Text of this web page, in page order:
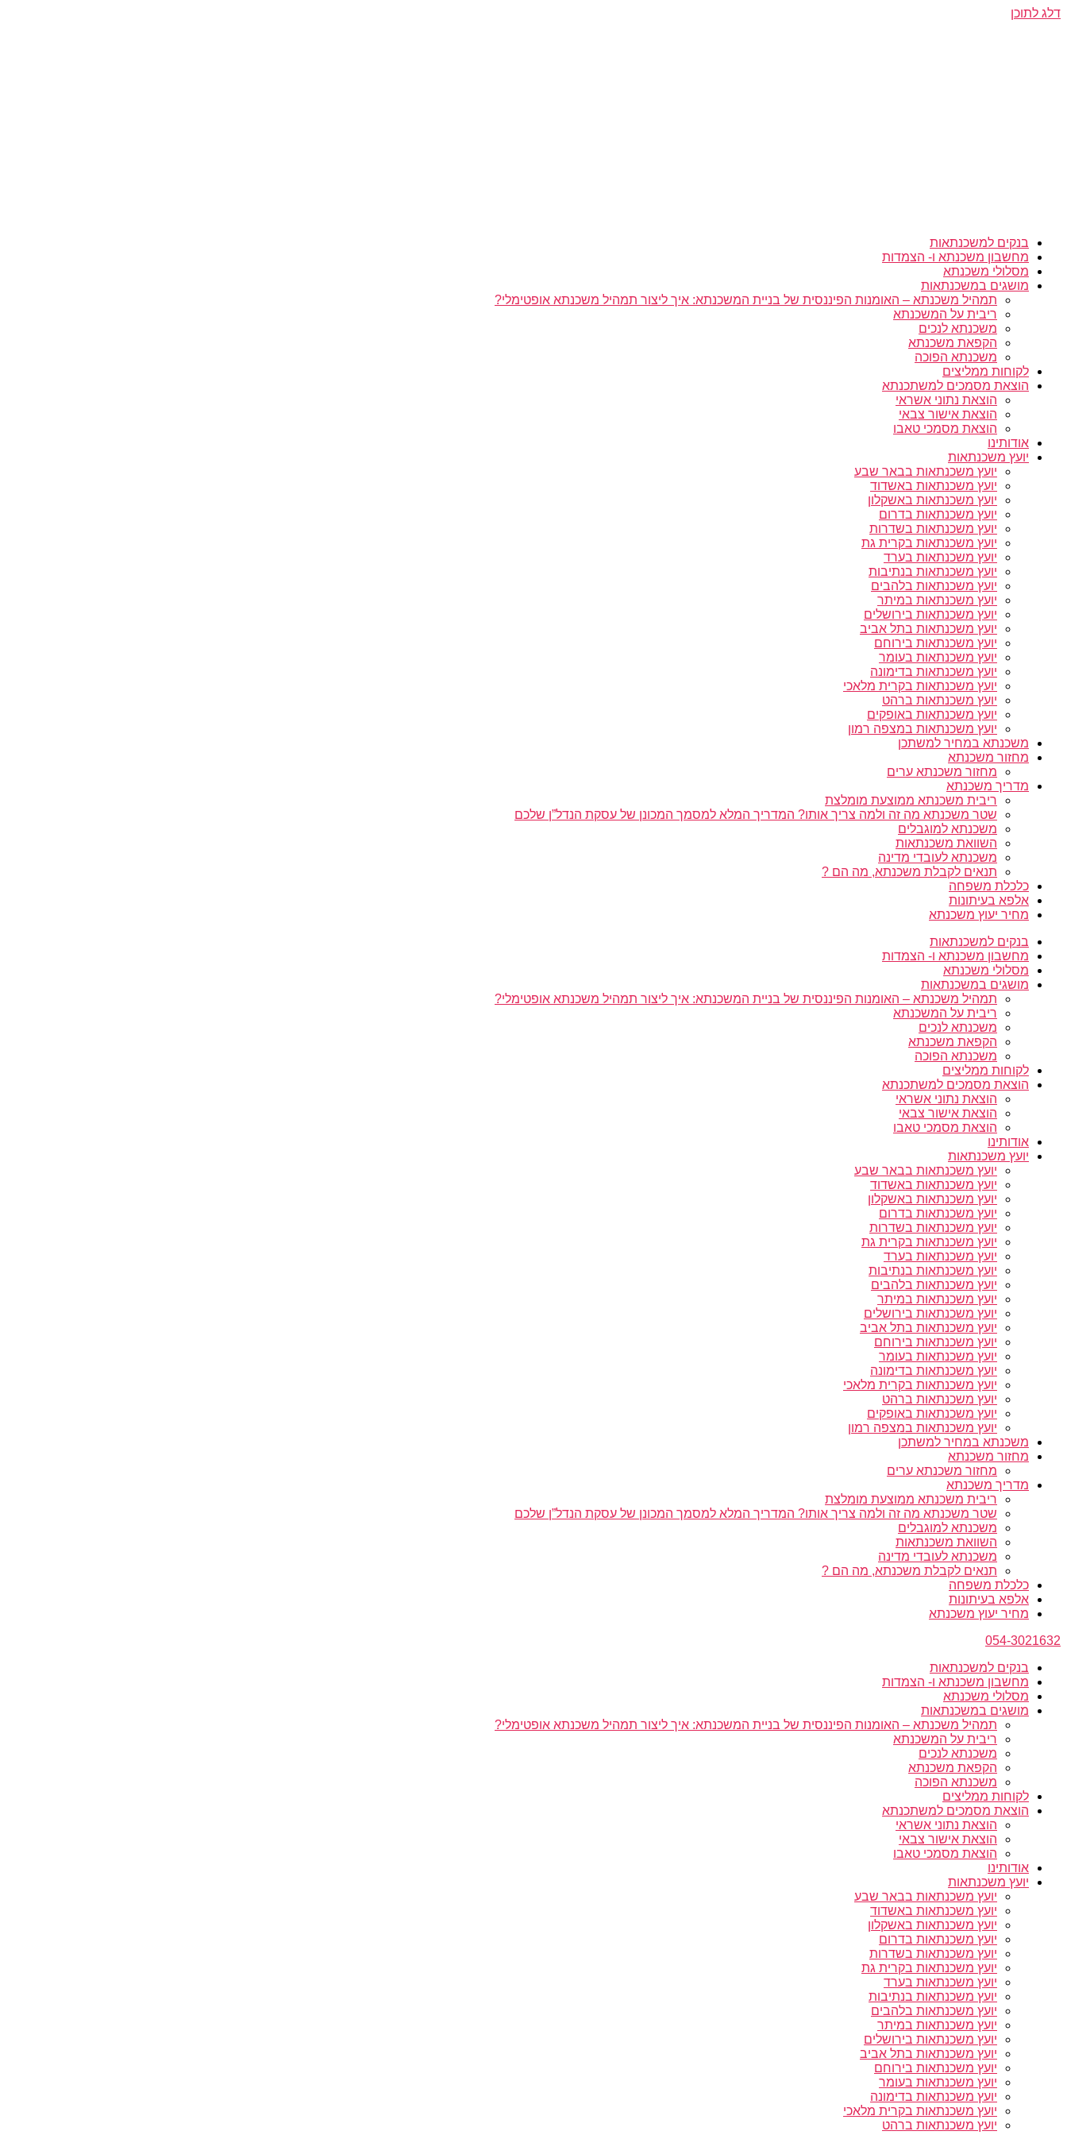
דלג לתוכן
בנקים למשכנתאות
מחשבון משכנתא ו- הצמדות
מסלולי משכנתא
מושגים במשכנתאות
תמהיל משכנתא – האומנות הפיננסית של בניית המשכנתא: איך ליצור תמהיל משכנתא אופטימלי?
ריבית על המשכנתא
משכנתא לנכים
הקפאת משכנתא
משכנתא הפוכה
לקוחות ממליצים
הוצאת מסמכים למשתכנתא
הוצאת נתוני אשראי
הוצאת אישור צבאי
הוצאת מסמכי טאבו
אודותינו
יועץ משכנתאות
יועץ משכנתאות בבאר שבע
יועץ משכנתאות באשדוד
יועץ משכנתאות באשקלון
יועץ משכנתאות בדרום
יועץ משכנתאות בשדרות
יועץ משכנתאות בקרית גת
יועץ משכנתאות בערד
יועץ משכנתאות בנתיבות
יועץ משכנתאות בלהבים
יועץ משכנתאות במיתר
יועץ משכנתאות בירושלים
יועץ משכנתאות בתל אביב
יועץ משכנתאות בירוחם
יועץ משכנתאות בעומר
יועץ משכנתאות בדימונה
יועץ משכנתאות בקרית מלאכי
יועץ משכנתאות ברהט
יועץ משכנתאות באופקים
יועץ משכנתאות במצפה רמון
משכנתא במחיר למשתכן
מחזור משכנתא
מחזור משכנתא ערים
מדריך משכנתא
ריבית משכנתא ממוצעת מומלצת
שטר משכנתא מה זה ולמה צריך אותו? המדריך המלא למסמך המכונן של עסקת הנדל”ן שלכם
משכנתא למוגבלים
השוואת משכנתאות
משכנתא לעובדי מדינה
תנאים לקבלת משכנתא, מה הם ?
כלכלת משפחה
אלפא בעיתונות
מחיר יעוץ משכנתא
בנקים למשכנתאות
מחשבון משכנתא ו- הצמדות
מסלולי משכנתא
מושגים במשכנתאות
תמהיל משכנתא – האומנות הפיננסית של בניית המשכנתא: איך ליצור תמהיל משכנתא אופטימלי?
ריבית על המשכנתא
משכנתא לנכים
הקפאת משכנתא
משכנתא הפוכה
לקוחות ממליצים
הוצאת מסמכים למשתכנתא
הוצאת נתוני אשראי
הוצאת אישור צבאי
הוצאת מסמכי טאבו
אודותינו
יועץ משכנתאות
יועץ משכנתאות בבאר שבע
יועץ משכנתאות באשדוד
יועץ משכנתאות באשקלון
יועץ משכנתאות בדרום
יועץ משכנתאות בשדרות
יועץ משכנתאות בקרית גת
יועץ משכנתאות בערד
יועץ משכנתאות בנתיבות
יועץ משכנתאות בלהבים
יועץ משכנתאות במיתר
יועץ משכנתאות בירושלים
יועץ משכנתאות בתל אביב
יועץ משכנתאות בירוחם
יועץ משכנתאות בעומר
יועץ משכנתאות בדימונה
יועץ משכנתאות בקרית מלאכי
יועץ משכנתאות ברהט
יועץ משכנתאות באופקים
יועץ משכנתאות במצפה רמון
משכנתא במחיר למשתכן
מחזור משכנתא
מחזור משכנתא ערים
מדריך משכנתא
ריבית משכנתא ממוצעת מומלצת
שטר משכנתא מה זה ולמה צריך אותו? המדריך המלא למסמך המכונן של עסקת הנדל”ן שלכם
משכנתא למוגבלים
השוואת משכנתאות
משכנתא לעובדי מדינה
תנאים לקבלת משכנתא, מה הם ?
כלכלת משפחה
אלפא בעיתונות
מחיר יעוץ משכנתא
054-3021632
בנקים למשכנתאות
מחשבון משכנתא ו- הצמדות
מסלולי משכנתא
מושגים במשכנתאות
תמהיל משכנתא – האומנות הפיננסית של בניית המשכנתא: איך ליצור תמהיל משכנתא אופטימלי?
ריבית על המשכנתא
משכנתא לנכים
הקפאת משכנתא
משכנתא הפוכה
לקוחות ממליצים
הוצאת מסמכים למשתכנתא
הוצאת נתוני אשראי
הוצאת אישור צבאי
הוצאת מסמכי טאבו
אודותינו
יועץ משכנתאות
יועץ משכנתאות בבאר שבע
יועץ משכנתאות באשדוד
יועץ משכנתאות באשקלון
יועץ משכנתאות בדרום
יועץ משכנתאות בשדרות
יועץ משכנתאות בקרית גת
יועץ משכנתאות בערד
יועץ משכנתאות בנתיבות
יועץ משכנתאות בלהבים
יועץ משכנתאות במיתר
יועץ משכנתאות בירושלים
יועץ משכנתאות בתל אביב
יועץ משכנתאות בירוחם
יועץ משכנתאות בעומר
יועץ משכנתאות בדימונה
יועץ משכנתאות בקרית מלאכי
יועץ משכנתאות ברהט